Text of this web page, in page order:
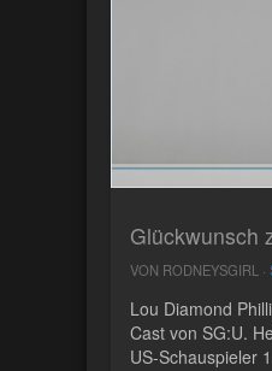
Glückwunsch
VON RODNEYSGIRL ·
Lou Diamond
Cast von SG:U.
US-Schauspieler